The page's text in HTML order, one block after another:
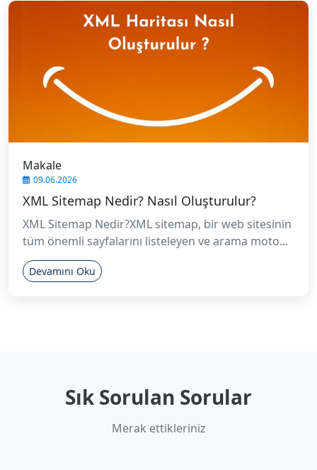
Makale
09.06.2026
XML Sitemap Nedir? Nasıl Oluşturulur?
XML Sitemap Nedir?XML sitemap, bir web sitesinin
tüm önemli sayfalarını listeleyen ve arama moto...
Devamını Oku
Sık Sorulan Sorular
Merak ettikleriniz